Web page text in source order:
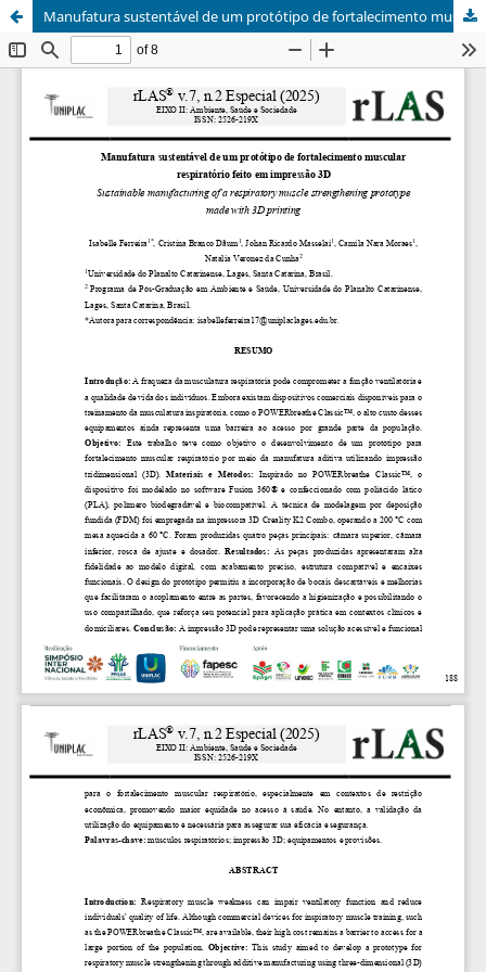
Manufatura sustentável de um protótipo de fortalecimento muscular respiratório feito em impressão 3D